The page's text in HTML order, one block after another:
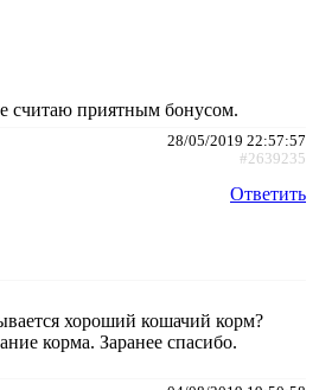
считаю приятным бонусом.
28/05/2019 22:57:57
#2639235
Ответить
хороший кошачий корм?
корма. Заранее спасибо.